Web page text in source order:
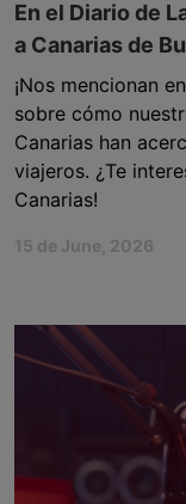
En el Diario de
a Canarias de
¡Nos mencionan
sobre cómo
Canarias han
viajeros. ¿Te
Canarias!
15 de June, 2026